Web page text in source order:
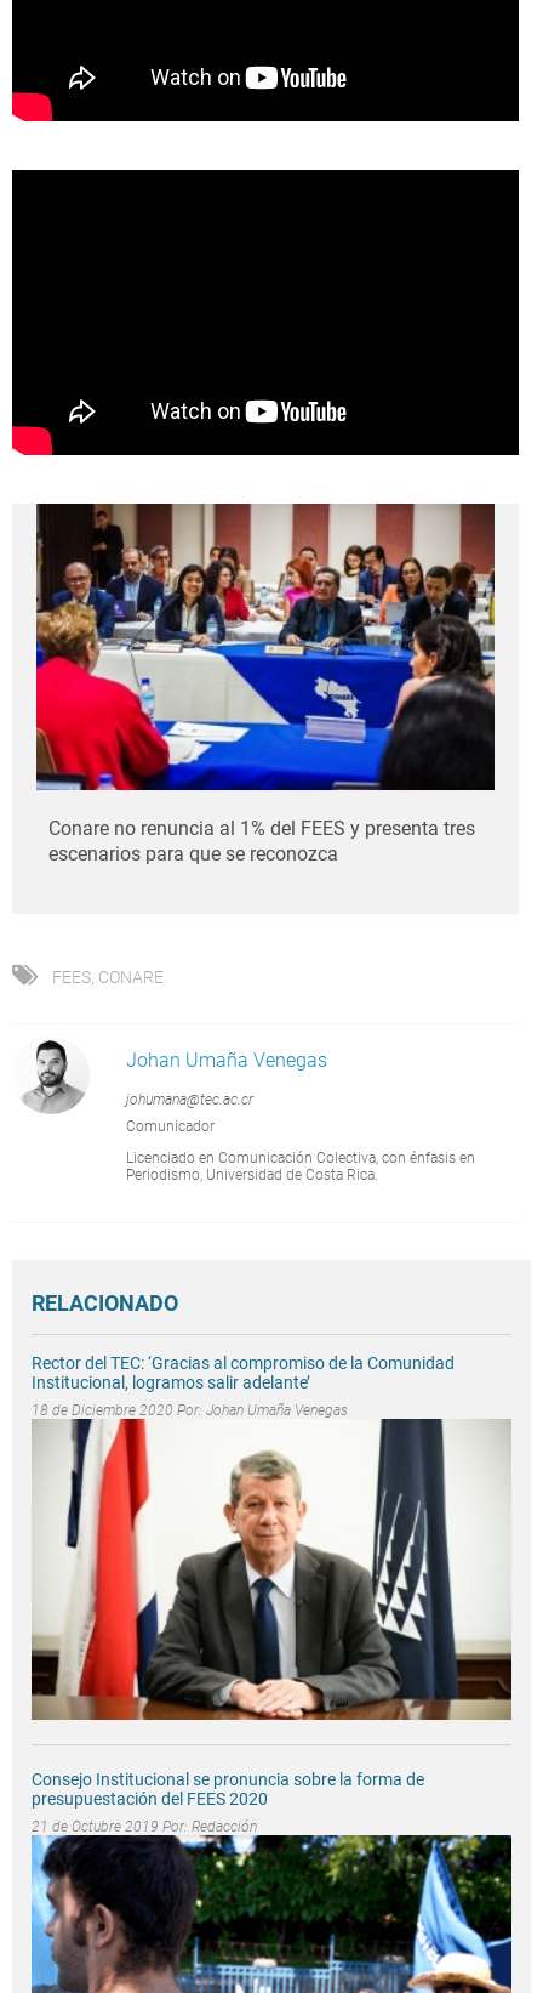
Conare no renuncia al 1% del FEES y presenta tres
escenarios para que se reconozca
FEES, CONARE
Johan Umaña Venegas
johumana@tec.ac.cr
Comunicador
Licenciado en Comunicación Colectiva, con énfasis en
Periodismo, Universidad de Costa Rica.
RELACIONADO
Rector del TEC: ‘Gracias al compromiso de la Comunidad
Institucional, logramos salir adelante’
18 de Diciembre 2020 Por: Johan Umaña Venegas
Consejo Institucional se pronuncia sobre la forma de
presupuestación del FEES 2020
21 de Octubre 2019 Por: Redacción